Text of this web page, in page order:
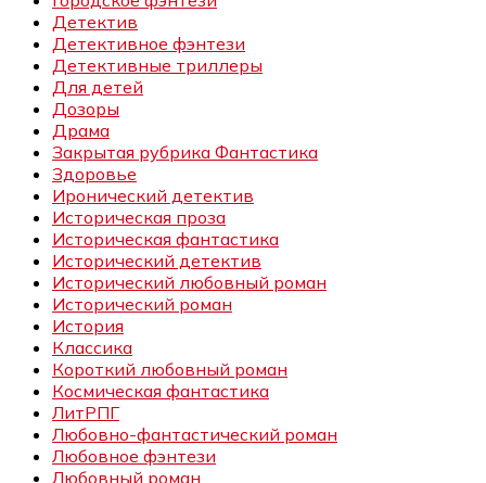
Детектив
Детективное фэнтези
Детективные триллеры
Для детей
Дозоры
Драма
Закрытая рубрика Фантастика
Здоровье
Иронический детектив
Историческая проза
Историческая фантастика
Исторический детектив
Исторический любовный роман
Исторический роман
История
Классика
Короткий любовный роман
Космическая фантастика
ЛитРПГ
Любовно-фантастический роман
Любовное фэнтези
Любовный роман